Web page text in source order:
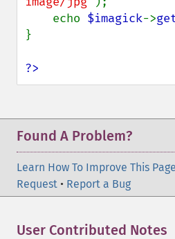
    echo
$imagick->
}
?>
Found A Problem?
Learn How To Improve This Page
Request • Report a Bug
User Contributed Notes
extentImage
flipImage
flopImage
fxImage
gaussianBlurImage
getColorspace
getCompression
getCopyright